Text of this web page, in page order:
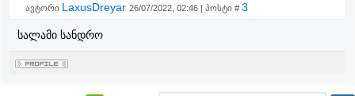
ავტორი LaxusDreyar 26/07/2022, 02:46 | პოსტი # 3
სალამი სანდრო